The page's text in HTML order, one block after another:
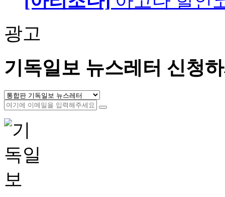
광고
기독일보 뉴스레터 신청